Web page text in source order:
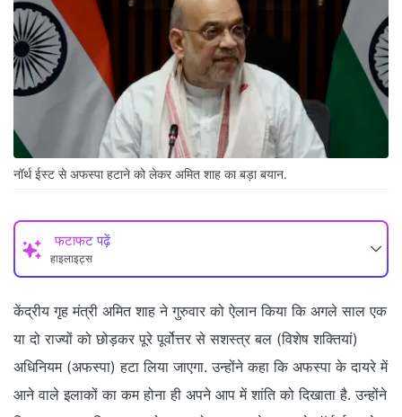
नॉर्थ ईस्ट से अफस्पा हटाने को लेकर अमित शाह का बड़ा बयान.
फटाफट पढ़ें
हाइलाइट्स
केंद्रीय गृह मंत्री अमित शाह ने गुरुवार को ऐलान किया कि अगले साल एक
या दो राज्यों को छोड़कर पूरे पूर्वोत्तर से सशस्त्र बल (विशेष शक्तियां)
अधिनियम (अफस्पा) हटा लिया जाएगा. उन्होंने कहा कि अफस्पा के दायरे में
आने वाले इलाकों का कम होना ही अपने आप में शांति को दिखाता है. उन्होंने